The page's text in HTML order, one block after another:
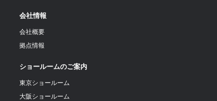
会社情報
会社概要
拠点情報
ショールームのご案内
東京ショールーム
大阪ショールーム